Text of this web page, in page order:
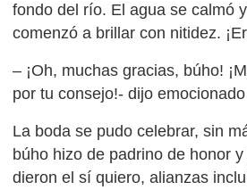
fondo del río. El agua se calmó
comenzó a brillar con nitidez.
– ¡Oh, muchas gracias, búho!
por tu consejo!- dijo
La boda se pudo celebrar, sin
búho hizo de padrino de honor
dieron el sí quiero, alianzas